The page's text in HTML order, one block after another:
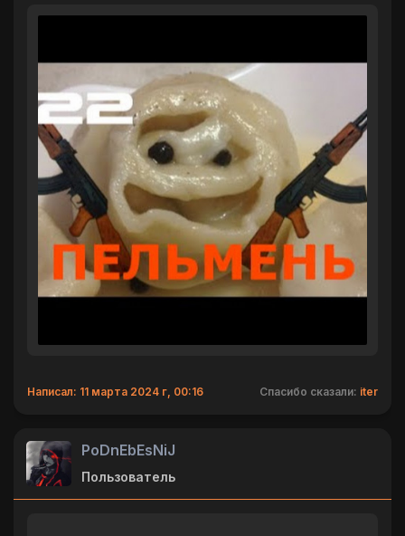
Написал: 11 марта 2024 г, 00:16 Спасибо сказали: iter
PoDnEbEsNiJ
Пользователь